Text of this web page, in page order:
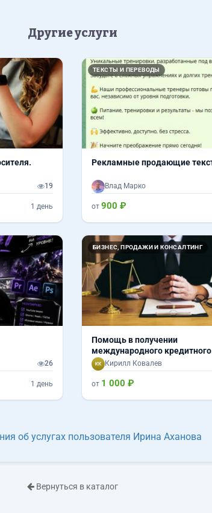
Другие услуги
19
1 день
ТЕКСТЫ И ПЕРЕВОДЫ
Рекламные продающие
Влад Марко
от 900 ₽
26
1 день
БИЗНЕС, ПРОДАЖИ И КОНСАЛТИНГ
Помощь в получении
международного кредитного
рейтинга
Кирилл Ковалев
от 1 000 ₽
об услугах пользователя Ирина Аханова
Вернуться в каталог